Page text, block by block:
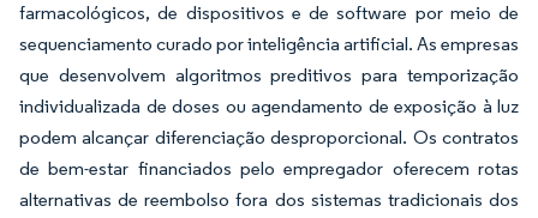
farmacológicos, de dispositivos e de software por meio de
sequenciamento curado por inteligência artificial. As empresas
que desenvolvem algoritmos preditivos para temporização
individualizada de doses ou agendamento de exposição à luz
podem alcançar diferenciação desproporcional. Os contratos
de bem-estar financiados pelo empregador oferecem rotas
alternativas de reembolso fora dos sistemas tradicionais dos